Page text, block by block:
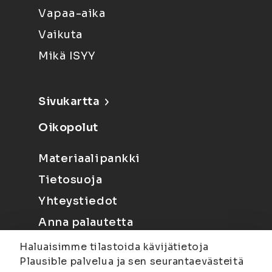
Vapaa-aika
Vaikuta
Mikä ISYY
Sivukartta
Oikopolut
Materiaalipankki
Tietosuoja
Yhteystiedot
Anna palautetta
Haluaisimme tilastoida kävijätietoja
Plausible palvelua ja sen seurantaevästeitä